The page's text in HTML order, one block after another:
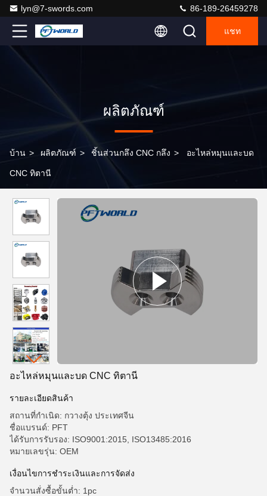
lyn@7-swords.com 86-189-26459278
แชท
ผลิตภัณฑ์
บ้าน > ผลิตภัณฑ์ > ชิ้นส่วนกลึง CNC กลึง > อะไหล่หมุนและบด
CNC ทิตานี
อะไหล่หมุนและบด CNC ทิตานี
รายละเอียดสินค้า
สถานที่กำเนิด: กวางตุ้ง ประเทศจีน
ชื่อแบรนด์: PFT
ได้รับการรับรอง: ISO9001:2015, ISO13485:2016
หมายเลขรุ่น: OEM
เงื่อนไขการชำระเงินและการจัดส่ง
จำนวนสั่งซื้อขั้นต่ำ: 1pc